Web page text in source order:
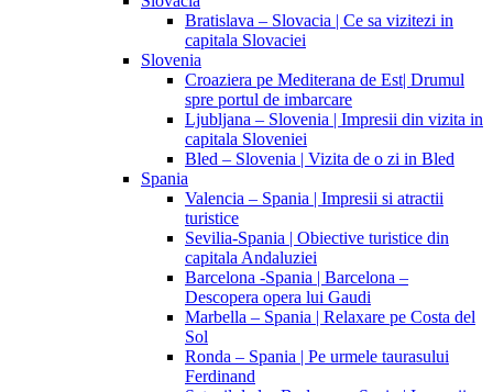
Bratislava – Slovacia | Ce sa vizitezi in
capitala Slovaciei
Slovenia
Croaziera pe Mediterana de Est| Drumul
spre portul de imbarcare
Ljubljana – Slovenia | Impresii din vizita in
capitala Sloveniei
Bled – Slovenia | Vizita de o zi in Bled
Spania
Valencia – Spania | Impresii si atractii
turistice
Sevilia-Spania | Obiective turistice din
capitala Andaluziei
Barcelona -Spania | Barcelona –
Descopera opera lui Gaudi
Marbella – Spania | Relaxare pe Costa del
Sol
Ronda – Spania | Pe urmele taurasului
Ferdinand